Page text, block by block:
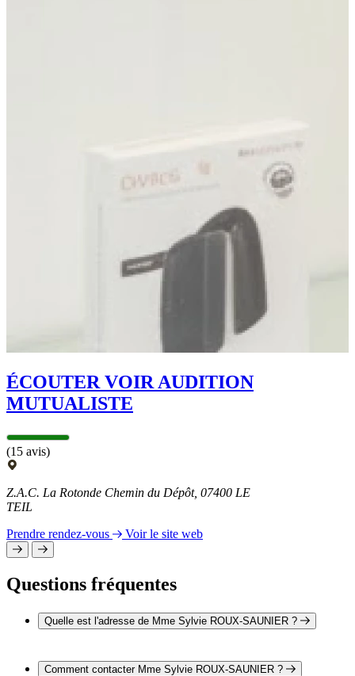
ÉCOUTER VOIR AUDITION
MUTUALISTE
(15 avis)
Z.A.C. La Rotonde Chemin du Dépôt, 07400 LE
TEIL
Prendre rendez-vous
Voir le site web
Questions fréquentes
Quelle est l'adresse de Mme Sylvie ROUX-SAUNIER ?
Girard 07400 LE TEIL
Comment contacter Mme Sylvie ROUX-SAUNIER ?